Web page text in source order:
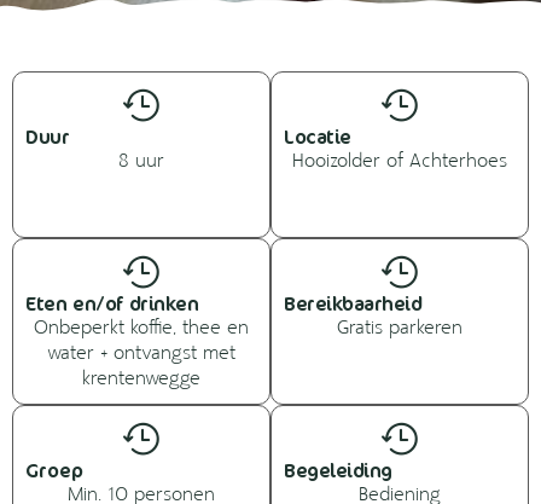
Duur
8 uur
Locatie
Hooizolder of Achterhoes
Eten en/of drinken
Onbeperkt koffie, thee en
water + ontvangst met
krentenwegge
Bereikbaarheid
Gratis parkeren
Groep
Min. 10 personen
Begeleiding
Bediening